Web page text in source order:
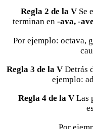
Regla 2 de la V Se
terminan en -ava, -
Por ejemplo: octava,
Regla 3 de la V Detrás
ejemplo:
Regla 4 de la V Las